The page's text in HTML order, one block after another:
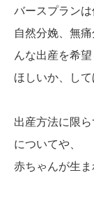
バースプランは
自然分娩、無
んな出産を希
ほしいか、し
出産方法に限
についてや、
赤ちゃんが生ま